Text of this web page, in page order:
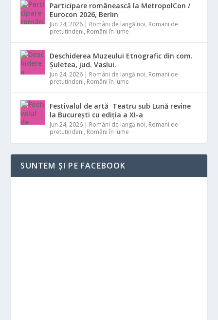
Participare românească la MetropolCon /
Eurocon 2026, Berlin
Jun 24, 2026 | Români de langă noi, Romani de
pretutindeni, Români în lume
Deschiderea Muzeului Etnografic din com.
Șuletea, jud. Vaslui.
Jun 24, 2026 | Români de langă noi, Romani de
pretutindeni, Români în lume
Festivalul de artă Teatru sub Lună revine
la București cu ediția a XI-a
Jun 24, 2026 | Români de langă noi, Romani de
pretutindeni, Români în lume
SUNTEM ȘI PE FACEBOOK